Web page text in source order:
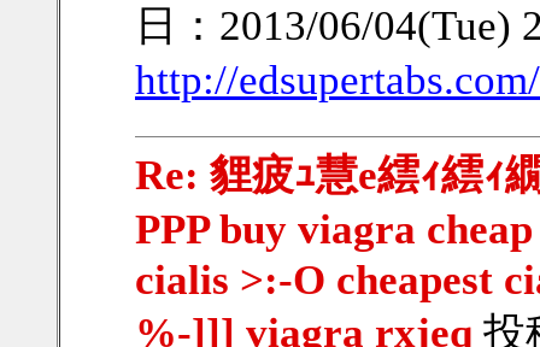
日：2013/06/
http://edsupertabs.com/
Re: 貍疲ｭ慧e繧ｨ繧ｨ
PPP buy viagra
cialis >:-O cheapest
%-]]] viagra rxjeq 投